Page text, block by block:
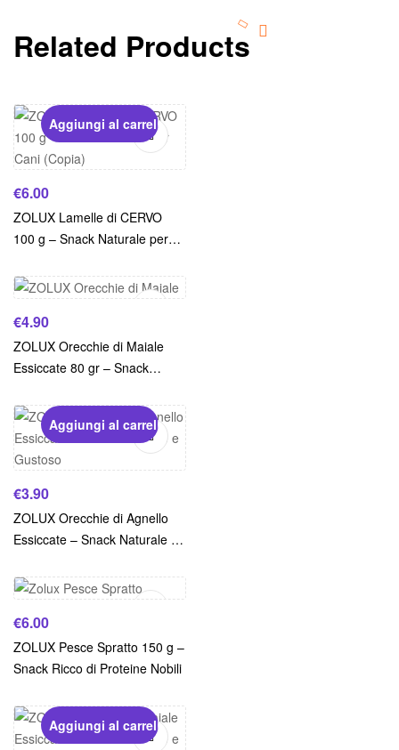
Related Products
Aggiungi al carrello
€6.00
ZOLUX Lamelle di CERVO
100 g – Snack Naturale per
€4.90
ZOLUX Orecchie di Maiale
Essiccate 80 gr – Snack
Aggiungi al carrello
€3.90
ZOLUX Orecchie di Agnello
Essiccate – Snack Naturale e
€6.00
ZOLUX Pesce Spratto 150 g –
Snack Ricco di Proteine Nobili
Aggiungi al carrello